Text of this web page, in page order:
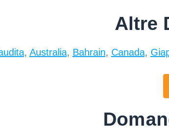
Altre
, Australia, Bahrain, Canada,